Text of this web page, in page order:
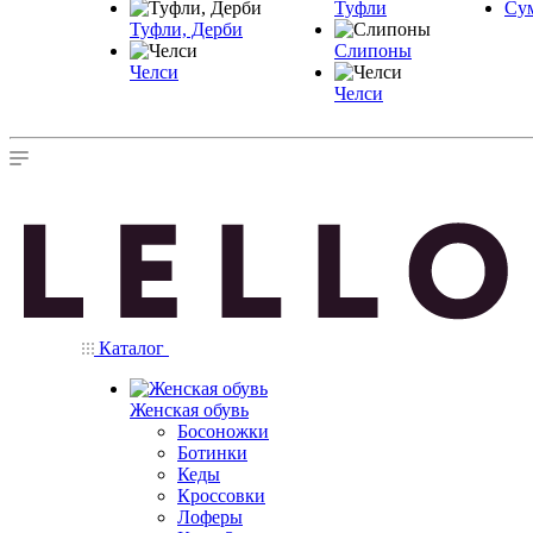
Туфли, Дерби
Челси
Туфли
Слипоны
Челси
Каталог
Женская обувь
Босоножки
Ботинки
Кеды
Кроссовки
Лоферы